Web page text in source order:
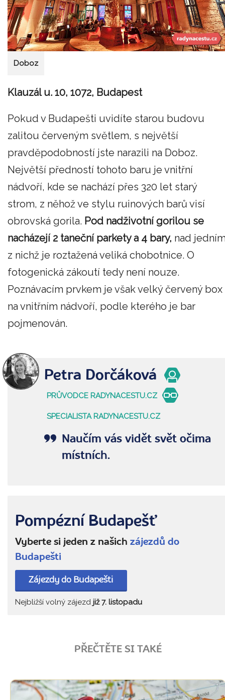
Doboz
Klauzál u. 10, 1072, Budapest
Pokud v Budapešti uvidíte starou budovu
zalitou červeným světlem, s největší
pravděpodobností jste narazili na Doboz.
Největší předností tohoto baru je vnitřní
nádvoří, kde se nachází přes 320 let starý
strom, z něhož ve stylu ruinových barů visí
obrovská gorila. Pod nadživotní gorilou se
nacházejí 2 taneční parkety a 4 bary, nad
z nichž je roztažená veliká chobotnice. O
fotogenická zákoutí tedy není nouze.
Poznávacím prvkem je však velký červený box
na vnitřním nádvoří, podle kterého je bar
pojmenován.
Petra Dorčáková
PRŮVODCE RADYNACESTU.CZ
SPECIALISTA RADYNACESTU.CZ
Naučím vás vidět svět očima
místních.
Pompézní Budapešť
Vyberte si jeden z našich zájezdů do
Budapešti
Zájezdy do Budapešti
Nejbližší volný zájezd již 7. listopadu
PŘEČTĚTE SI TAKÉ